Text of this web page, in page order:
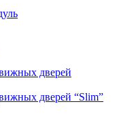
дверей
дверей “Slim”